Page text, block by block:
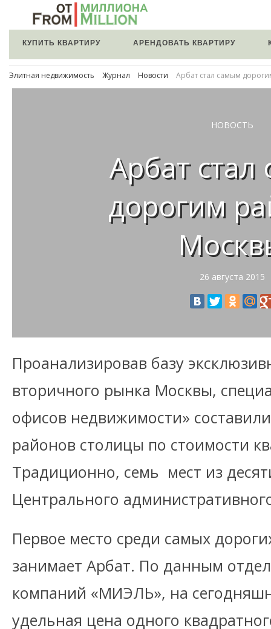
КУПИТЬ КВАРТИРУ АРЕНДОВАТЬ КВАРТИРУ
Элитная недвижимость Журнал Новости Арбат стал самым
НОВОСТЬ
Арбат
дорогим
26 августа 2015
Проанализировав базу
вторичного рынка Москвы,
офисов недвижимости»
районов столицы по стоимости
Традиционно, семь мест из
Центрального
Первое место среди самых
занимает Арбат. По данным
компаний «МИЭЛЬ», на
удельная цена одного